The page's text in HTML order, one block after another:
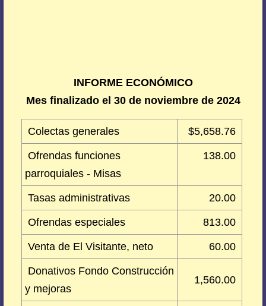
INFORME ECONÓMICO
Mes finalizado el 30 de noviembre de 2024
Colectas generales $5,658.76
Ofrendas funciones
parroquiales - Misas
138.00
Tasas administrativas 20.00
Ofrendas especiales 813.00
Venta de El Visitante, neto 60.00
Donativos Fondo Construcción
y mejoras
1,560.00